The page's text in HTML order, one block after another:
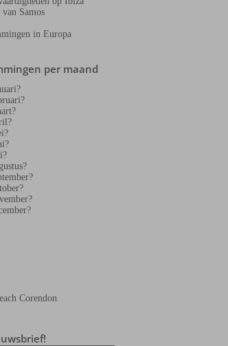
Samos
in Europa
per maand
Corendon